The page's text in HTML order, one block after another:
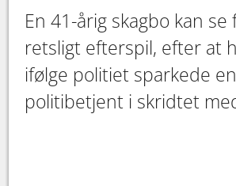
En 41-årig skagbo kan
retsligt efterspil, efter at
ifølge politiet sparkede en
politibetjent i skridtet